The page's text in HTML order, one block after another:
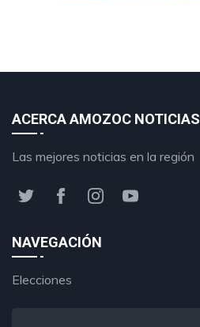
ACERCA AMOZOC NOTICIAS
Las mejores noticias en la región
NAVEGACIÓN
Elecciones